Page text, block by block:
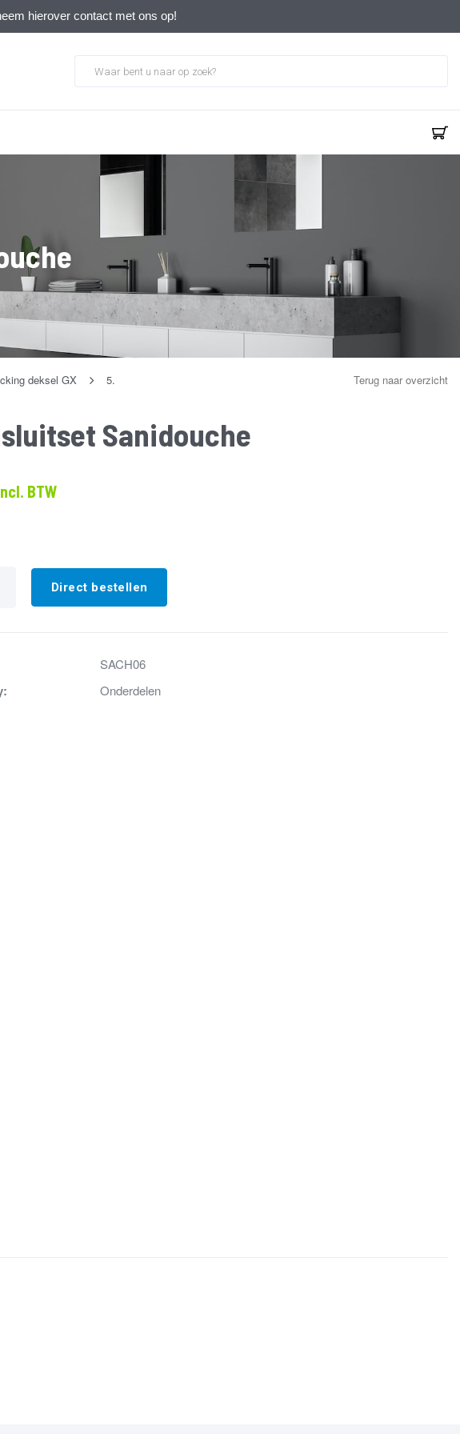
hierover contact met ons op!
deksel GX
5.
Terug naar overzicht
Sanidouche
BTW
Direct bestellen
SACH06
Onderdelen